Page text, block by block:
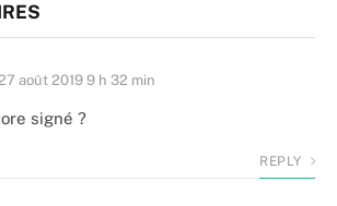
27 août 2019 9 h 32 min
signé ?
REPLY